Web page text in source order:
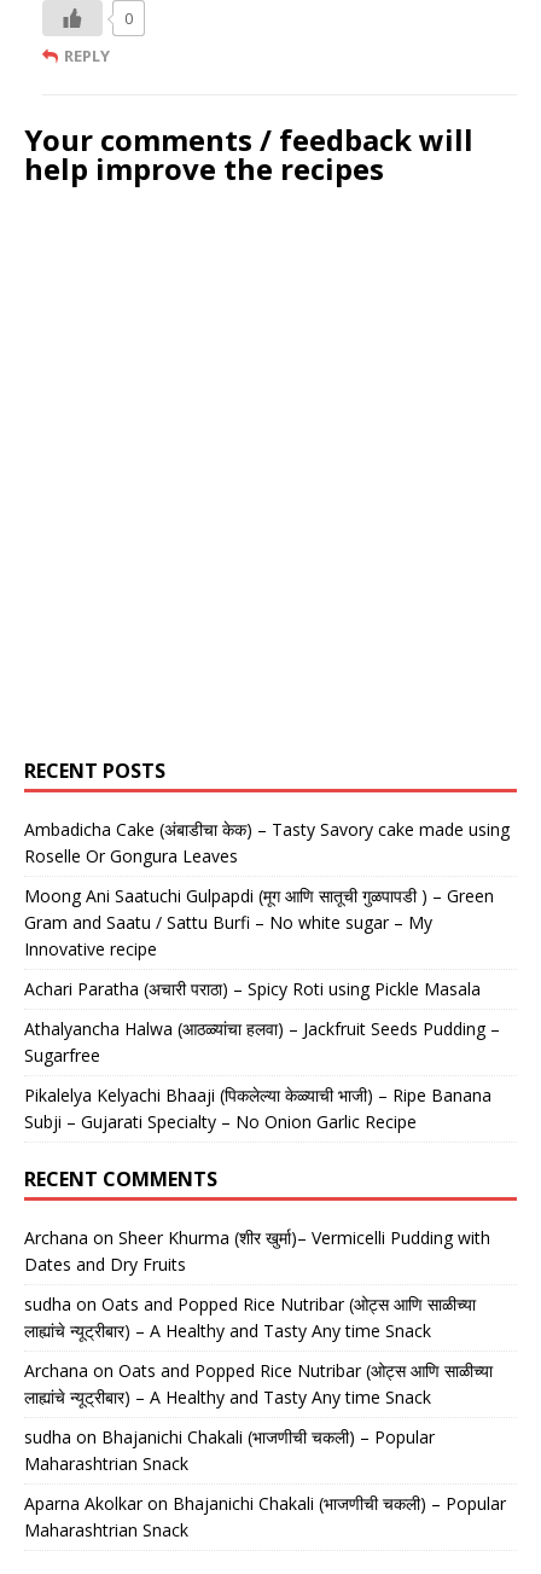
0
REPLY
Your comments / feedback will
help improve the recipes
RECENT POSTS
Ambadicha Cake (अंबाडीचा केक) – Tasty Savory cake made using
Roselle Or Gongura Leaves
Moong Ani Saatuchi Gulpapdi (मूग आणि सातूची गुळपापडी ) – Green
Gram and Saatu / Sattu Burfi – No white sugar – My
Innovative recipe
Achari Paratha (अचारी पराठा) – Spicy Roti using Pickle Masala
Athalyancha Halwa (आठळ्यांचा हलवा) – Jackfruit Seeds Pudding –
Sugarfree
Pikalelya Kelyachi Bhaaji (पिकलेल्या केळ्याची भाजी) – Ripe Banana
Subji – Gujarati Specialty – No Onion Garlic Recipe
RECENT COMMENTS
Archana on Sheer Khurma (शीर खुर्मा)– Vermicelli Pudding with
Dates and Dry Fruits
sudha on Oats and Popped Rice Nutribar (ओट्स आणि साळीच्या
लाह्यांचे न्यूट्रीबार) – A Healthy and Tasty Any time Snack
Archana on Oats and Popped Rice Nutribar (ओट्स आणि साळीच्या
लाह्यांचे न्यूट्रीबार) – A Healthy and Tasty Any time Snack
sudha on Bhajanichi Chakali (भाजणीची चकली) – Popular
Maharashtrian Snack
Aparna Akolkaron Bhajanichi Chakali (भाजणीची चकली) – Popular
Maharashtrian Snack